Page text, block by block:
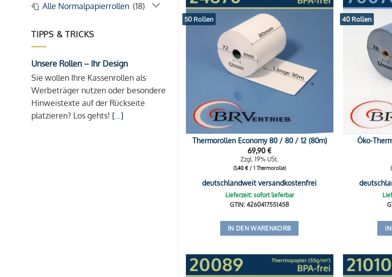
Alle Normalpapierrollen (18)
TIPPS & TRICKS
Unsere Rollen – Ihr Design
Sie wollen Ihre Kassenrollen als
Werbeträger nutzen oder besondere
Hinweistexte auf der Rückseite
platzieren? Los gehts! [...]
50 Rollen
Thermorollen Economy 80 / 80 / 12 (80m)
69,90€
Zzgl. 19% USt.
(1,40 €/ 1 Thermorolle)
deutschlandweit versandkostenfrei
Lieferzeit: sofort lieferbar
GTIN: 4260417551458
IN DEN WARENKORB
40 Rollen
Öko-
(